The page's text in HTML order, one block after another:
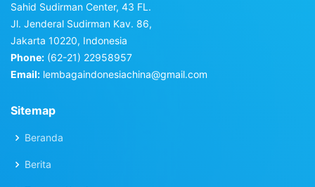
Sahid Sudirman Center, 43 FL.
Jl. Jenderal Sudirman Kav. 86,
Jakarta 10220, Indonesia
Phone: (62-21) 22958957
Email: lembagaindonesiachina@gmail.com
Sitemap
Beranda
Berita